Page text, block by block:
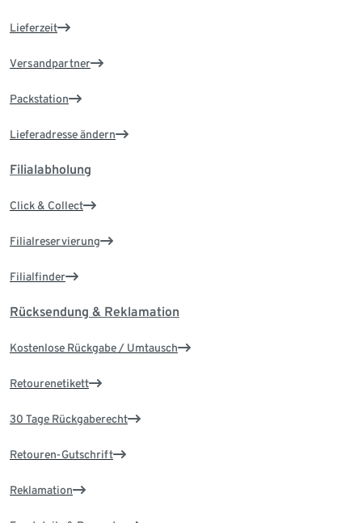
Lieferzeit
Versandpartner
Packstation
Lieferadresse ändern
Filialabholung
Click & Collect
Filialreservierung
Filialfinder
Rücksendung & Reklamation
Kostenlose Rückgabe / Umtausch
Retourenetikett
30 Tage Rückgaberecht
Retouren-Gutschrift
Reklamation